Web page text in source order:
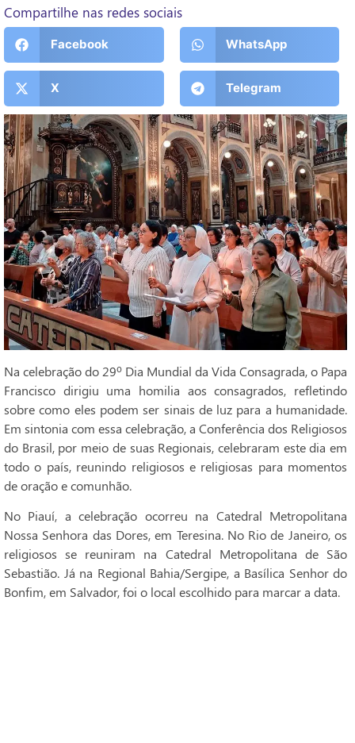
Compartilhe nas redes sociais
Facebook WhatsApp
X Telegram
Na celebração do 29º Dia Mundial da Vida Consagrada, o Papa
Francisco dirigiu uma homilia aos consagrados, refletindo
sobre como eles podem ser sinais de luz para a humanidade.
Em sintonia com essa celebração, a Conferência dos Religiosos
do Brasil, por meio de suas Regionais, celebraram este dia em
todo o país, reunindo religiosos e religiosas para momentos
de oração e comunhão.
No Piauí, a celebração ocorreu na Catedral Metropolitana
Nossa Senhora das Dores, em Teresina. No Rio de Janeiro, os
religiosos se reuniram na Catedral Metropolitana de São
Sebastião. Já na Regional Bahia/Sergipe, a Basílica Senhor do
Bonfim, em Salvador, foi o local escolhido para marcar a data.